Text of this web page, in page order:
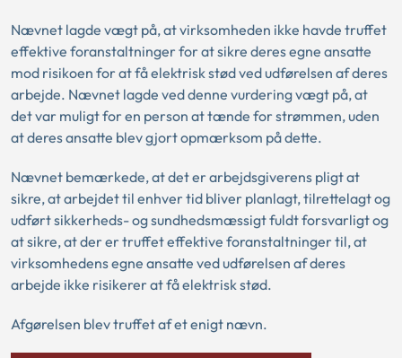
Nævnet lagde vægt på, at virksomheden ikke havde truffet
effektive foranstaltninger for at sikre deres egne ansatte
mod risikoen for at få elektrisk stød ved udførelsen af deres
arbejde. Nævnet lagde ved denne vurdering vægt på, at
det var muligt for en person at tænde for strømmen, uden
at deres ansatte blev gjort opmærksom på dette.
Nævnet bemærkede, at det er arbejdsgiverens pligt at
sikre, at arbejdet til enhver tid bliver planlagt, tilrettelagt og
udført sikkerheds- og sundhedsmæssigt fuldt forsvarligt og
at sikre, at der er truffet effektive foranstaltninger til, at
virksomhedens egne ansatte ved udførelsen af deres
arbejde ikke risikerer at få elektrisk stød.
Afgørelsen blev truffet af et enigt nævn.